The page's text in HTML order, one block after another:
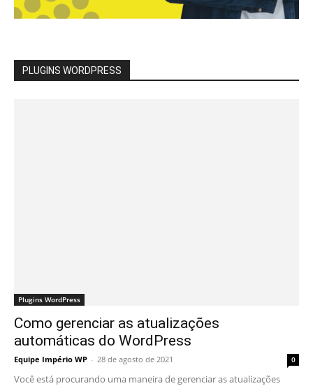
PLUGINS WORDPRESS
Plugins WordPress
Como gerenciar as atualizações
automáticas do WordPress
Equipe Império WP - 28 de agosto de 2021 0
Você está procurando uma maneira de gerenciar as atualizações